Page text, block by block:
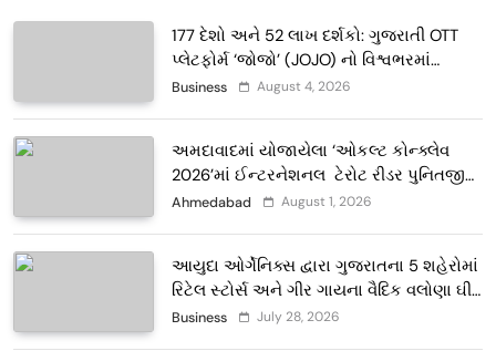
177 દેશો અને 52 લાખ દર્શકો: ગુજરાતી OTT
પ્લેટફોર્મ ‘જોજો’ (JOJO) નો વિશ્વભરમાં
દબદબો
Business August 4, 2026
અમદાવાદમાં યોજાયેલા ‘ઓકલ્ટ કોન્ક્લેવ
2026’માં ઈન્ટરનેશનલ ટેરોટ રીડર પુનિતજી
લુલ્લા એ ટેરોટ કાર્ડ રીડિંગ અંગે માહિતી આપી
Ahmedabad August 1, 2026
આયુદા ઓર્ગેનિક્સ દ્વારા ગુજરાતના 5 શહેરોમાં
રિટેલ સ્ટોર્સ અને ગીર ગાયના વૈદિક વલોણા ઘી-
દૂધની શુદ્ધ સેવાઓ સાથે વ્યાપક વિસ્તરણ
Business July 28, 2026